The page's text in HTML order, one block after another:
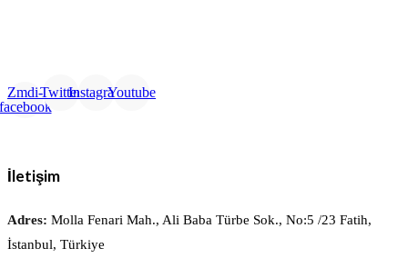
Zmdi-TwitterInstagramYoutube
İletişim
Adres: Molla Fenari Mah., Ali Baba Türbe Sok., No:5 /23 Fatih,
İstanbul, Türkiye